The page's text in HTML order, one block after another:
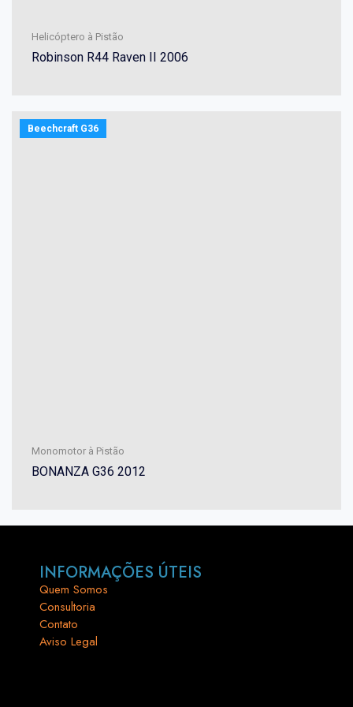
Helicóptero à Pistão
Robinson R44 Raven II 2006
Beechcraft G36
Monomotor à Pistão
BONANZA G36 2012
INFORMAÇÕES ÚTEIS
Quem Somos
Consultoria
Contato
Aviso Legal